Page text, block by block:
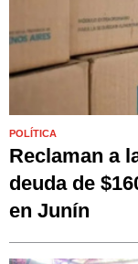
POLÍTICA
Reclaman a
deuda de
en Junín